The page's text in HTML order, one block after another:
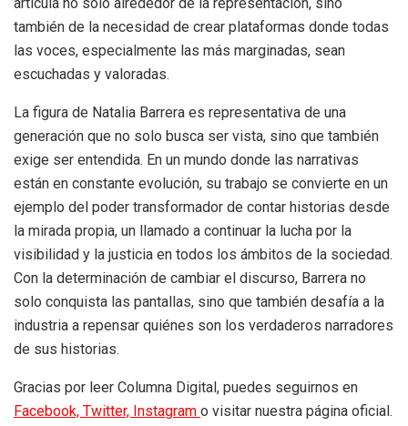
articula no solo alrededor de la representación, sino
también de la necesidad de crear plataformas donde todas
las voces, especialmente las más marginadas, sean
escuchadas y valoradas.
La figura de Natalia Barrera es representativa de una
generación que no solo busca ser vista, sino que también
exige ser entendida. En un mundo donde las narrativas
están en constante evolución, su trabajo se convierte en un
ejemplo del poder transformador de contar historias desde
la mirada propia, un llamado a continuar la lucha por la
visibilidad y la justicia en todos los ámbitos de la sociedad.
Con la determinación de cambiar el discurso, Barrera no
solo conquista las pantallas, sino que también desafía a la
industria a repensar quiénes son los verdaderos narradores
de sus historias.
Gracias por leer Columna Digital, puedes seguirnos en
Facebook, Twitter, Instagram o visitar nuestra página oficial.